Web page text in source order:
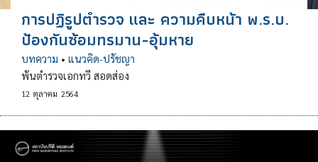
การปฏิรูปตำรวจ และ ความคืบหน้า พ.ร.บ.
ป้องกันซ้อมทรมาน-อุ้มหาย
บทความ • แนวคิด-ปรัชญา
พันตำรวจเอกทวี สอดส่อง
12 ตุลาคม 2564